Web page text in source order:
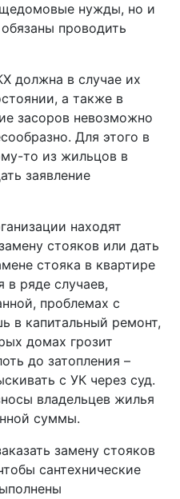
нужды, но и
проводить
должна в случае их
а также в
засоров невозможно
Для этого в
то из жильцов в
заявление
находят
стояков или дать
стояка в квартире
в ряде случаев,
проблемах с
в капитальный ремонт,
домах грозит
до затопления –
с УК через суд.
владельцев жилья
суммы.
замену стояков
сантехнические